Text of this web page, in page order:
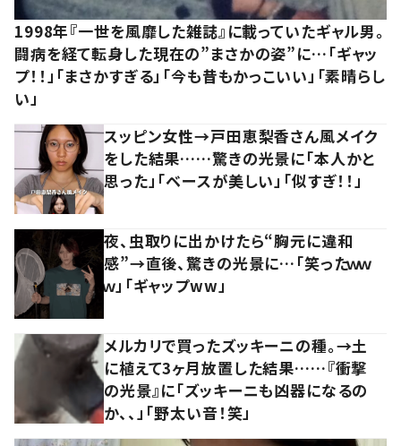
1998年『一世を風靡した雑誌』に載っていたギャル男。
闘病を経て転身した現在の”まさかの姿”に…「ギャッ
プ！！」「まさかすぎる」「今も昔もかっこいい」「素晴らし
い」
スッピン女性→戸田恵梨香さん風メイク
をした結果……驚きの光景に「本人かと
思った」「ベースが美しい」「似すぎ！！」
夜、虫取りに出かけたら“胸元に違和
感”→直後、驚きの光景に…「笑ったｗｗ
ｗ」「ギャップww」
メルカリで買ったズッキーニの種。→土
に植えて3ヶ月放置した結果……『衝撃
の光景』に「ズッキーニも凶器になるの
か、、」「野太い音！笑」